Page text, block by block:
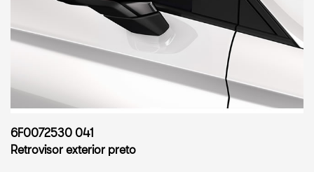
6F0072530 041
Retrovisor exterior preto